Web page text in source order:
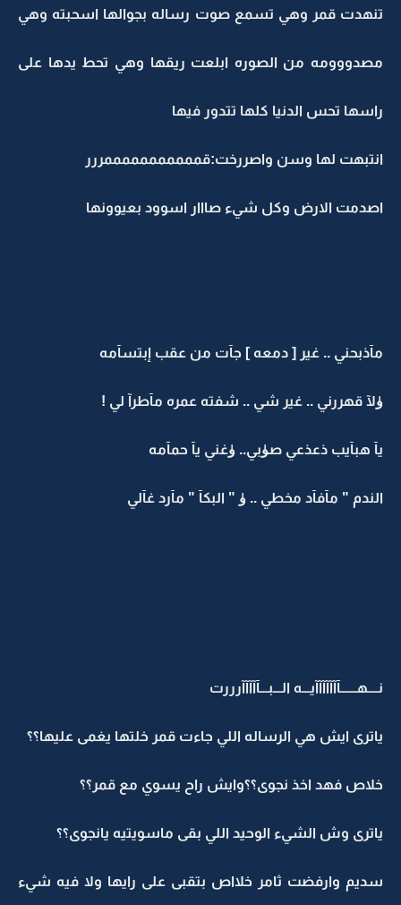
تنهدت قمر وهي تسمع صوت رساله بجوالها اسحبته وهي
مصدووومه من الصوره ابلعت ريقها وهي تحط يدها على
راسها تحس الدنيا كلها تتدور فيها
انتبهت لها وسن واصررخت:قمممممممممممررر
اصدمت الارض وكل شيء صااار اسوود بعيوونها
مآذبحني .. غير [ دمعه ] جآت من عقب إبتسآمه
ۈلآ قهررني .. غير شي .. شفته عمره مآطرآ لي !
يآ هبآيب ذعذعي صۈبي.. ۈغني يآ حمآمه
الندم " مآفآد مخطي .. ۈ " البكآ " مآرد غآلي
نــــهــــــآآآآآآآيـــه الـــبـــآآآآآرررت
ياترى ايش هي الرساله اللي جاءت قمر خلتها يغمى عليها؟؟
خلاص فهد اخذ نجوى؟؟وايش راح يسوي مع قمر؟؟
ياترى وش الشيء الوحيد اللي بقى ماسويتيه يانجوى؟؟
سديم وارفضت ثامر خلااص بتقبى على رايها ولا فيه شيء